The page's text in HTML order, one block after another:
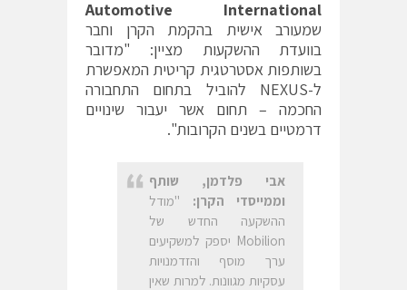
Automotive International
שמעורב אישית בהקמת הקרן וחבר
בוועדת ההשקעות מציין: "מדובר
בשותפות אסטרטגית קריטית המאפשרת
ל-NEXUS להוביל בתחום התחבורה
החכמה – תחום אשר יעבור שינויים
דרמטיים בשנים הקרובות".
אבי פלדמן, שותף
וממייסדי הקרן: "מודל
ההשקעה החדש של
Mobilion יספק למשקיעים
ערך מוסף והזדמנויות
עסקיות מגוונות. למרות שאין